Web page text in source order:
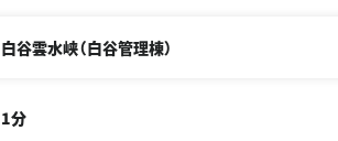
白谷雲水峡（白谷管理棟）
1分